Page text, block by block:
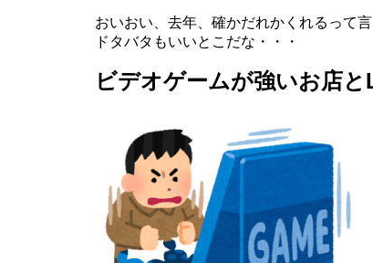
おいおい、去年、確かだれかくれるって
ドタバタもいいとこだな・・・
ビデオゲームが強いお店